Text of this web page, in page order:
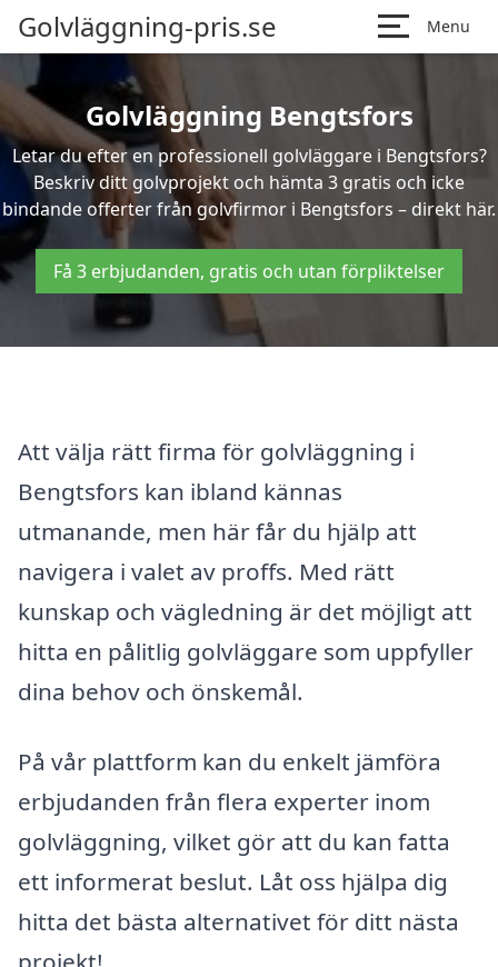
Golvläggning-pris.se Menu
Golvläggning Bengtsfors
Letar du efter en professionell golvläggare i Bengtsfors?
Beskriv ditt golvprojekt och hämta 3 gratis och icke
bindande offerter från golvfirmor i Bengtsfors – direkt här.
Få 3 erbjudanden, gratis och utan förpliktelser
Att välja rätt firma för golvläggning i
Bengtsfors kan ibland kännas
utmanande, men här får du hjälp att
navigera i valet av proffs. Med rätt
kunskap och vägledning är det möjligt att
hitta en pålitlig golvläggare som uppfyller
dina behov och önskemål.
På vår plattform kan du enkelt jämföra
erbjudanden från flera experter inom
golvläggning, vilket gör att du kan fatta
ett informerat beslut. Låt oss hjälpa dig
hitta det bästa alternativet för ditt nästa